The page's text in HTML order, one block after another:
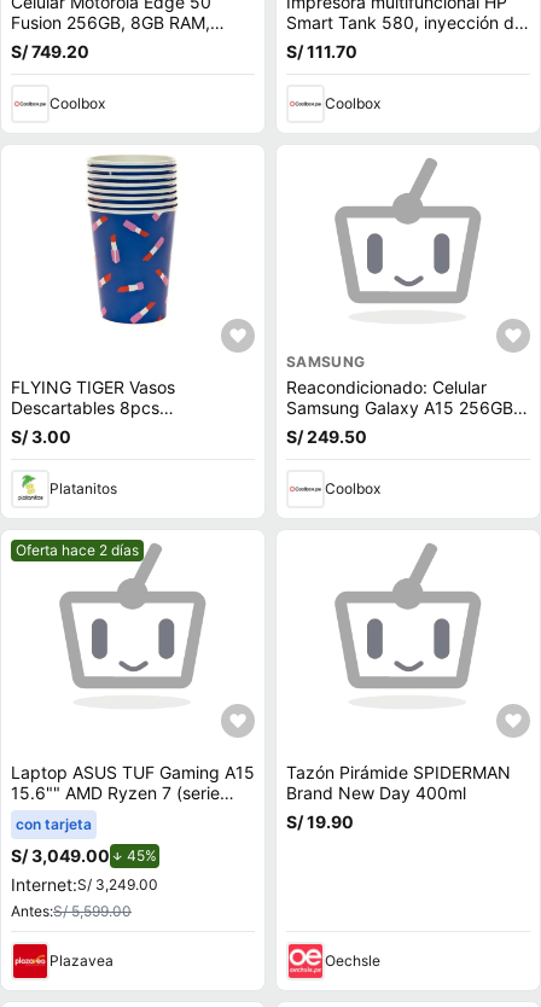
Fusion 256GB, 8GB RAM,
cámara trasera 50MP y frontal
32MP, 6.7"", verde azulado
S/ 749.20
Coolbox
Smart Tank 580, inyección de
tinta, inalámbrica, Wi-Fi, con
tanques de tinta
S/ 111.70
Coolbox
FLYING TIGER Vasos
Descartables 8pcs
P/Cumpleaños 3014013
S/ 3.00
Platanitos
SAMSUNG
Reacondicionado: Celular
Samsung Galaxy A15 256GB,
8GB RAM, cámara trasera
50MP y frontal 13MP, 6.5"",
S/ 249.50
Coolbox
Mejor precio.
Oferta hace 2 días
Laptop ASUS TUF Gaming A15
15.6"" AMD Ryzen 7 (serie
100) 8GB 512GB SSD
RTX3050 FA506NCQ-
HN012W
con tarjeta
S/ 3,049.00 45%
Internet:S/ 3,249.00
Antes:S/ 5,599.00
Plazavea
Tazón Pirámide SPIDERMAN
Brand New Day 400ml
S/ 19.90
Oechsle